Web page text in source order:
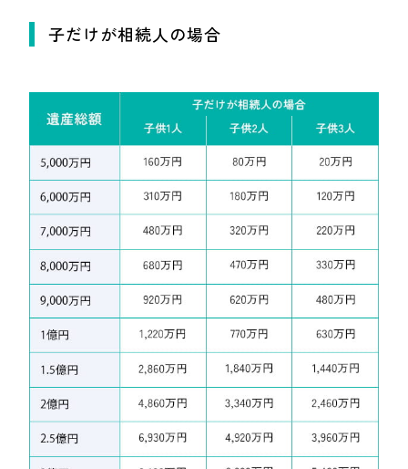
子だけが相続人の場合